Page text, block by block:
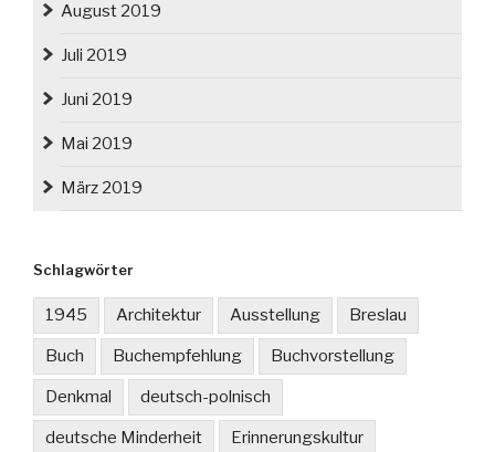
August 2019
Juli 2019
Juni 2019
Mai 2019
März 2019
Schlagwörter
1945 Architektur Ausstellung Breslau
Buch Buchempfehlung Buchvorstellung
Denkmal deutsch-polnisch
deutsche Minderheit Erinnerungskultur